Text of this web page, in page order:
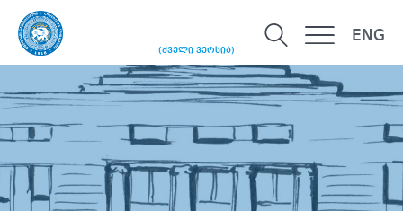
(ძველი ვერსია)
ENG